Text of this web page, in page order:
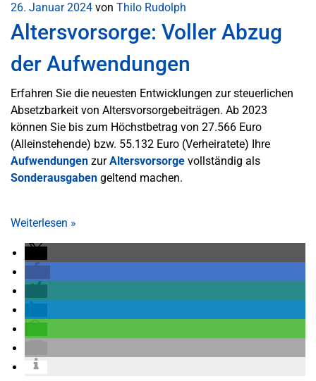
26. Januar 2024 von Thilo Rudolph
Altersvorsorge: Voller Abzug
der Aufwendungen
Erfahren Sie die neuesten Entwicklungen zur steuerlichen
Absetzbarkeit von Altersvorsorgebeiträgen. Ab 2023
können Sie bis zum Höchstbetrag von 27.566 Euro
(Alleinstehende) bzw. 55.132 Euro (Verheiratete) Ihre
Aufwendungen zurAltersvorsorge vollständig als
Sonderausgaben geltend machen.
Weiterlesen »